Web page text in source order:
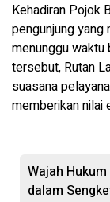
Kehadiran Pojok
pengunjung yang
menunggu waktu
tersebut, Rutan
suasana
memberikan nilai
Wajah
dalam